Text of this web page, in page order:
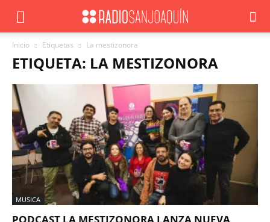
Inicio Etiquetas La mestizonora
ETIQUETA: LA MESTIZONORA
MUSICA